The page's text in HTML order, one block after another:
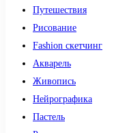
Путешествия
Рисование
Fashion скетчинг
Акварель
Живопись
Нейрографика
Пастель